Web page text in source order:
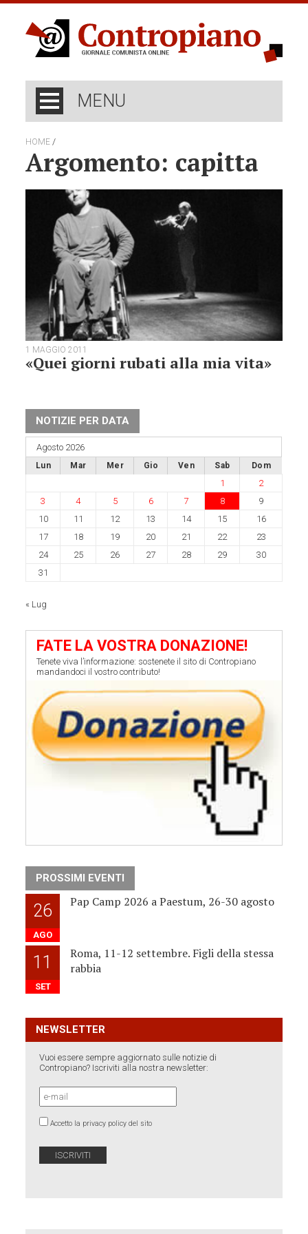
MENU
HOME /
Argomento: capitta
1 MAGGIO 2011
«Quei giorni rubati alla mia vita»
NOTIZIE PER DATA
Agosto 2026
Lun Mar Mer Gio Ven Sab Dom
1
2
3
4 5 6 7 8
9
10
11 12 13 14 15
16
17
18 19 20 21 22
23
24
25 26 27 28 29
30
31
« Lug
FATE LA VOSTRA DONAZIONE!
Tenete viva l’informazione: sostenete il sito di Contropiano
mandandoci il vostro contributo!
PROSSIMI EVENTI
26
AGO
Pap Camp 2026 a Paestum, 26-30 agosto
11
SET
Roma, 11-12 settembre. Figli della stessa
rabbia
NEWSLETTER
Vuoi essere sempre aggiornato sulle notizie di
Contropiano? Iscriviti alla nostra newsletter:
Accetto la privacy policy del sito